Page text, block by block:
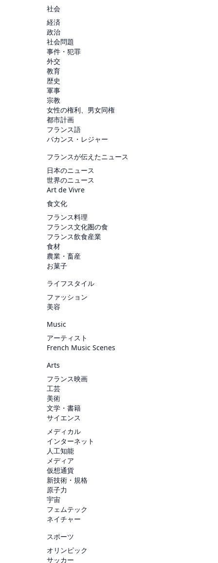
社会
経済
政治
社会問題
事件・犯罪
外交
教育
歴史
軍事
宗教
女性の権利、男女同権
都市計画
フランス語
バカンス・レジャー
フランスが伝えたニュース
日本のニュース
世界のニュース
Art de Vivre
食文化
フランス料理
フランス文化圏の食
フランス飲食産業
食材
農業・畜産
お菓子
ライフスタイル
ファッション
美容
Music
アーティスト
French Music Scenes
Arts
フランス映画
工芸
美術
文学・書籍
サイエンス
メディカル
インターネット
人工知能
メディア
仮想通貨
新技術・規格
原子力
宇宙
フェムテック
ネイチャー
スポーツ
オリンピック
サッカー